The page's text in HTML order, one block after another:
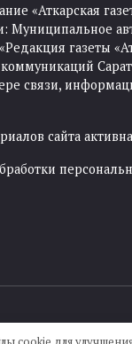
«Аткарская
Муниципальное
газеты
связи,
сайта